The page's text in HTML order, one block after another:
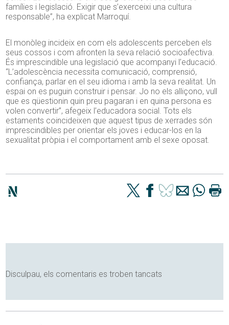
famílies i legislació. Exigir que s’exerceixi una cultura
responsable”, ha explicat Marroquí.
El monòleg incideix en com els adolescents perceben els
seus cossos i com afronten la seva relació socioafectiva.
És imprescindible una legislació que acompanyi l’educació.
“L’adolescència necessita comunicació, comprensió,
confiança, parlar en el seu idioma i amb la seva realitat. Un
espai on es puguin construir i pensar. Jo no els alliçono, vull
que es qüestionin quin preu pagaran i en quina persona es
volen convertir”, afegeix l’educadora social. Tots els
estaments coincideixen que aquest tipus de xerrades són
imprescindibles per orientar els joves i educar-los en la
sexualitat pròpia i el comportament amb el sexe oposat.
Disculpau, els comentaris es troben tancats